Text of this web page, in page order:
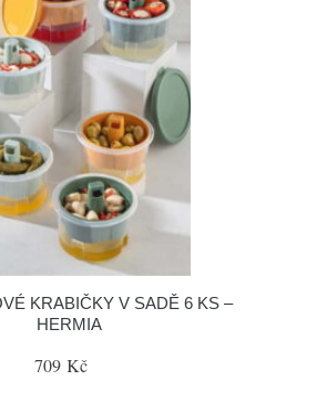
KRABIČKY V SADĚ 6 KS –
HERMIA
709 Kč